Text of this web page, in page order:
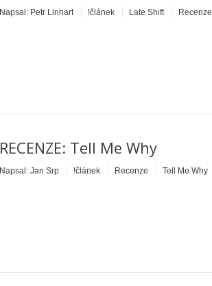
Napsal: Petr Linhart !článek Late Shift Recenze
RECENZE: Tell Me Why
Napsal: Jan Srp !článek Recenze Tell Me Why